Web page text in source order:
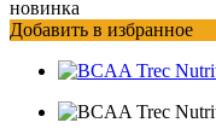
новинка
Добавить в избранное